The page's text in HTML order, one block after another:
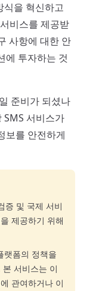
식을 혁신하고
비스를 제공받
사항에 대한 안
에 투자하는 것
준비가 되셨나
SMS 서비스가
보를 안전하게
증 및 국제 서비
제공하기 위해
랫폼의 정책을
서비스는 이
관여하거나 이